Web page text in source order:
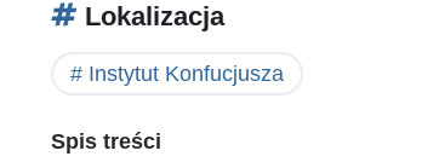
Lokalizacja
Instytut Konfucjusza
Spis treści